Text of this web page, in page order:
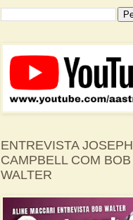
ENTREVISTA JOSEPH
CAMPBELL COM BOB
WALTER